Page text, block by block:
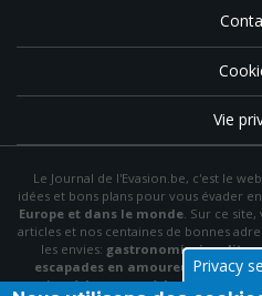
Vie
Le Journal de l'Evasion.be, c'est le
idées et bons plans pour vous évader en
Europe et dans le monde. Sur ce
articles et nos centaines de bonnes
les envies: gastronomie,insolite,
escapades en amoureux ,en
neige,à la merouà la montagne
Privacy